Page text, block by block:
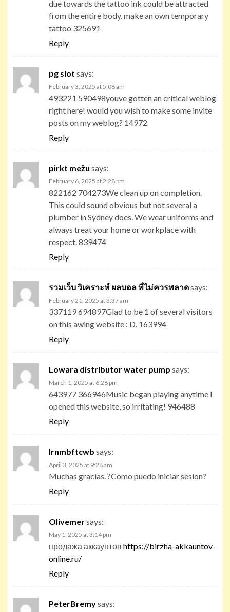
due towards the tattoo ink could be attracted
from the entire body. make an own temporary
tattoo 325691
Reply
pg slot says:
February 3, 2025 at 5:08 am
493221 590498youve gotten an critical weblog
right here! would you wish to make some invite
posts on my weblog? 14972
Reply
pirkt mežu says:
February 6, 2025 at 2:28 pm
822162 704273We clean up on completion.
This could sound obvious but not several a
plumber in Sydney does. We wear uniforms and
always treat your home or workplace with
respect. 839474
Reply
รวมเว็บ วิเคราะห์ ผลบอล ที่ไม่ควรพลาดsays:
February 21, 2025 at 3:37 am
337119 694897Glad to be 1 of several visitors
on this awing website : D. 163994
Reply
Lowara distributor water pump says:
March 1, 2025 at 6:28 pm
643977 366946Music began playing anytime I
opened this website, so irritating! 946488
Reply
lrnmbftcwb says:
April 3, 2025 at 9:28 am
Muchas gracias. ?Como puedo iniciar sesion?
Reply
Olivemersays:
May 1, 2025 at 3:14 pm
продажа аккаунтов https://birzha-akkauntov-
online.ru/
Reply
PeterBremysays: